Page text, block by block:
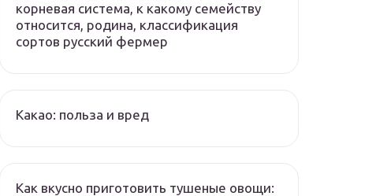
корневая система, к какому семейству
относится, родина, классификация
сортов русский фермер
Какао: польза и вред
Как вкусно приготовить тушеные овощи: